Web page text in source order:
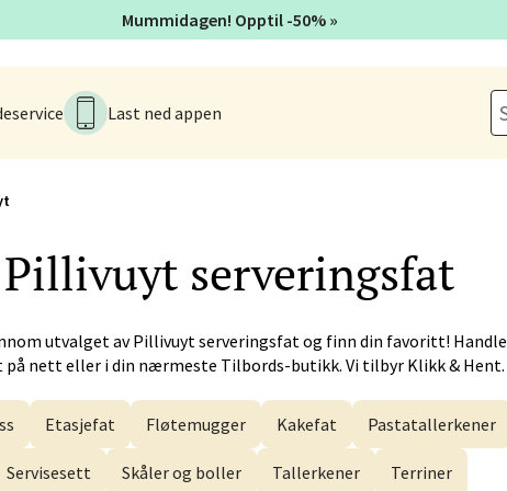
Last ned appen
Pillivuyt serveringsfat
utvalget avPillivuytserveringsfat og finn din favoritt! Handle
på nett eller i din nærmeste Tilbords-butikk. Vi tilbyr Klikk & Hent.
Etasjefat Fløtemugger Kakefat Pastatallerkener
Servisesett Skåler og boller Tallerkener Terriner
Mummidagen! Opptil -50% »
- Gulskogen
09-19
og Sandnes - Herbarium
gate 6, 4005 Stavanger
10-18